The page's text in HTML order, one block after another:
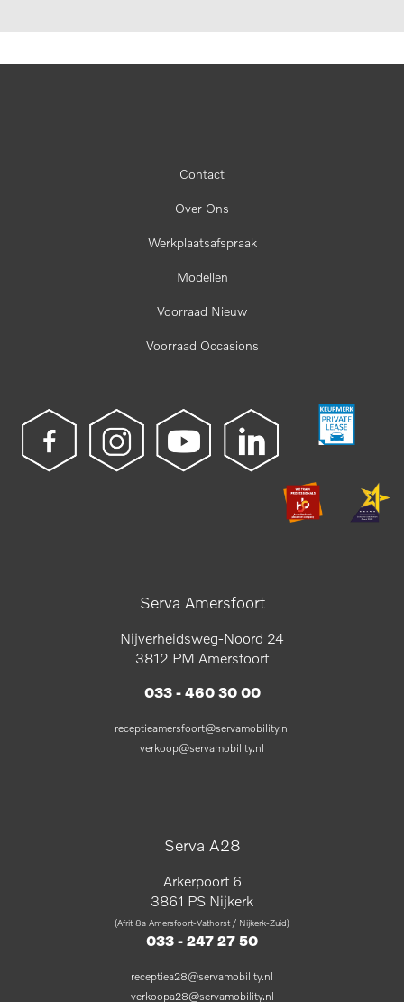
Contact
Over Ons
Werkplaatsafspraak
Modellen
Voorraad Nieuw
Voorraad Occasions
Serva Amersfoort
Nijverheidsweg-Noord 24
3812 PM Amersfoort
033 - 460 30 00
receptieamersfoort@servamobility.nl
verkoop@servamobility.nl
Serva A28
Arkerpoort 6
3861 PS Nijkerk
(Afrit 8a Amersfoort-Vathorst / Nijkerk-Zuid)
033 - 247 27 50
receptiea28@servamobility.nl
verkoopa28@servamobility.nl